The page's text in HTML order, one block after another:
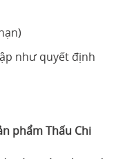
như quyết định
phẩm Thấu Chi